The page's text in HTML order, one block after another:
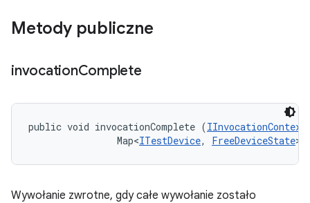
Metody publiczne
invocationComplete
public void invocationComplete (IInvocationContext
                Map<
ITestDevice, FreeDeviceState>
Wywołanie zwrotne, gdy całe wywołanie zostało